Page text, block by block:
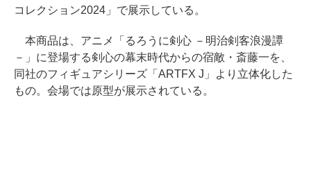
コレクション2024」で展示している。
本商品は、アニメ「るろうに剣心 －明治剣客浪漫譚
－」に登場する剣心の幕末時代からの宿敵・斎藤一を、
同社のフィギュアシリーズ「ARTFX J」より立体化した
もの。会場では原型が展示されている。